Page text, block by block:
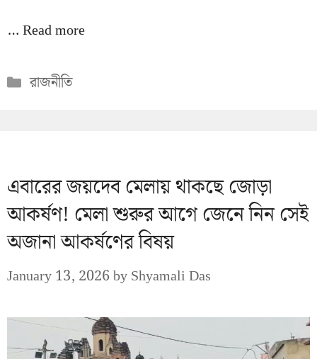
…Read more
Categories
রাজনীতি
এবারের জয়দেব মেলায় থাকছে জোড়া
আকর্ষণ! মেলা শুরুর আগে জেনে নিন সেই
অজানা আকর্ষণের বিষয়
January 13, 2026byShyamali Das